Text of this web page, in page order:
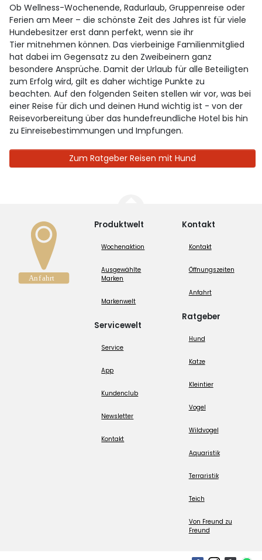
Ob Wellness-Wochenende, Radurlaub, Gruppenreise oder
Ferien am Meer – die schönste Zeit des Jahres ist für viele
Hundebesitzer erst dann perfekt, wenn sie ihr
Tier mitnehmen können. Das vierbeinige Familienmitglied
hat dabei im Gegensatz zu den Zweibeinern ganz
besondere Ansprüche. Damit der Urlaub für alle Beteiligten
zum Erfolg wird, gilt es daher wichtige Punkte zu
beachten. Auf den folgenden Seiten stellen wir vor, was bei
einer Reise für dich und deinen Hund wichtig ist - von der
Reisevorbereitung über das hundefreundliche Hotel bis hin
zu Einreisebestimmungen und Impfungen.
Zum Ratgeber Reisen mit Hund
Produktwelt
Wochenaktion
Ausgewählte
Marken
Markenwelt
Servicewelt
Service
App
Kundenclub
Newsletter
Kontakt
Kontakt
Kontakt
Öffnungszeiten
Anfahrt
Ratgeber
Hund
Katze
Kleintier
Vogel
Wildvogel
Aquaristik
Terraristik
Teich
Von Freund zu
Freund